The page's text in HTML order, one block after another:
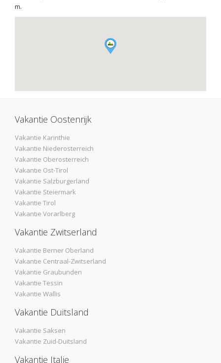
m.
Vakantie Oostenrijk
Vakantie Karinthie
Vakantie Niederosterreich
Vakantie Oberosterreich
Vakantie Ost-Tirol
Vakantie Salzburgerland
Vakantie Steiermark
Vakantie Tirol
Vakantie Vorarlberg
Vakantie Zwitserland
Vakantie Berner Oberland
Vakantie Centraal-Zwitserland
Vakantie Graubunden
Vakantie Tessin
Vakantie Wallis
Vakantie Duitsland
Vakantie Saksen
Vakantie Zuid-Duitsland
Vakantie Italie